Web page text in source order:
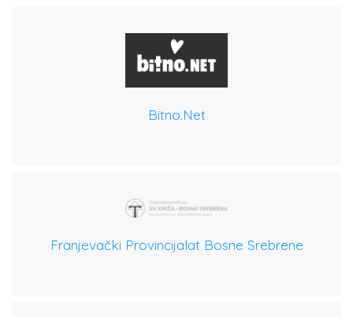
Bitno.net
Franjevački Provincijalat Bosne Srebrene